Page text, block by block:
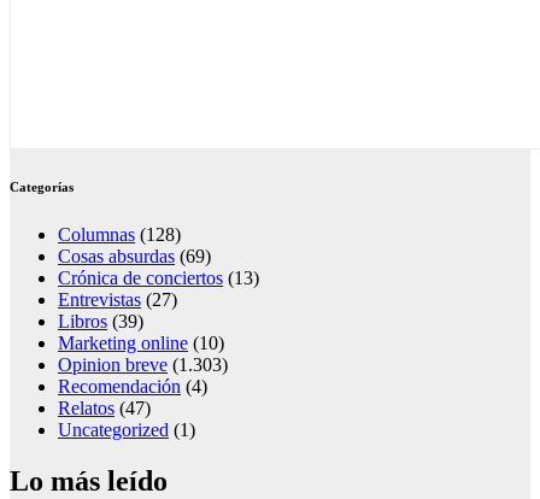
Categorías
Columnas (128)
Cosas absurdas (69)
Crónica de conciertos (13)
Entrevistas (27)
Libros (39)
Marketing online (10)
Opinion breve (1.303)
Recomendación (4)
Relatos (47)
Uncategorized (1)
Lo más leído